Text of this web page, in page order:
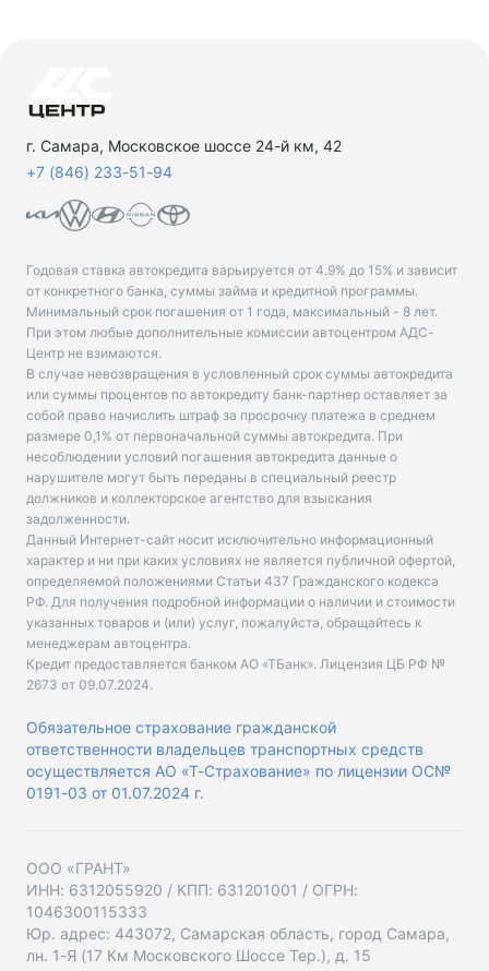
г. Самара, Московское шоссе 24-й км, 42
+7 (846) 233-51-94
Годовая ставка автокредита варьируется от 4.9% до 15% и зависит
от конкретного банка, суммы займа и кредитной программы.
Минимальный срок погашения от 1 года, максимальный - 8 лет.
При этом любые дополнительные комиссии автоцентром АДС-
Центр не взимаются.
В случае невозвращения в условленный срок суммы автокредита
или суммы процентов по автокредиту банк-партнер оставляет за
собой право начислить штраф за просрочку платежа в среднем
размере 0,1% от первоначальной суммы автокредита. При
несоблюдении условий погашения автокредита данные о
нарушителе могут быть переданы в специальный реестр
должников и коллекторское агентство для взыскания
задолженности.
Данный Интернет-сайт носит исключительно информационный
характер и ни при каких условиях не является публичной офертой,
определяемой положениями Статьи 437 Гражданского кодекса
РФ. Для получения подробной информации о наличии и стоимости
указанных товаров и (или) услуг, пожалуйста, обращайтесь к
менеджерам автоцентра.
Кредит предоставляется банком АО «ТБанк». Лицензия ЦБ РФ №
2673 от 09.07.2024.
Обязательное страхование гражданской
ответственности владельцев транспортных средств
осуществляется АО «Т-Страхование» по лицензии ОС№
0191-03 от 01.07.2024 г.
ООО «ГРАНТ»
ИНН: 6312055920 / КПП: 631201001 / ОГРН:
1046300115333
Юр. адрес: 443072, Самарская область, город Самара,
лн. 1-Я (17 Км Московского Шоссе Тер.), д. 15